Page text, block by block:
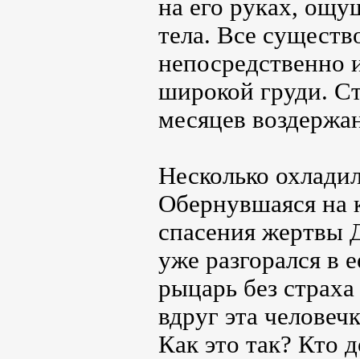
на его руках,
тела. Все
непосредственно
широкой груди.
месяцев
Несколько
Обернувшаяся на
спасения
уже разгорался в
рыцарь без
вдруг эта
Как это так? Кто